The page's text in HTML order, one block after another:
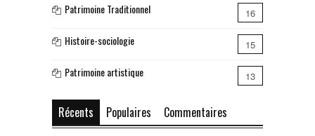
Patrimoine Traditionnel 16
Histoire-sociologie 15
Patrimoine artistique 13
Récents Populaires
Commentaires